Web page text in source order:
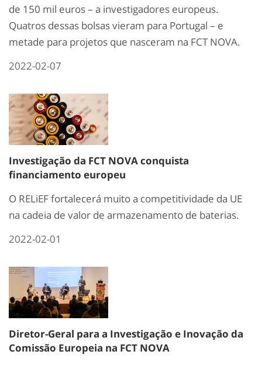
de 150 mil euros – a investigadores europeus.
Quatros dessas bolsas vieram para Portugal – e
metade para projetos que nasceram na FCT NOVA.
2022-02-07
Investigação da FCT NOVA conquista
financiamento europeu
O RELiEF fortalecerá muito a competitividade da UE
na cadeia de valor de armazenamento de baterias.
2022-02-01
Diretor-Geral para a Investigação e Inovação da
Comissão Europeia na FCT NOVA